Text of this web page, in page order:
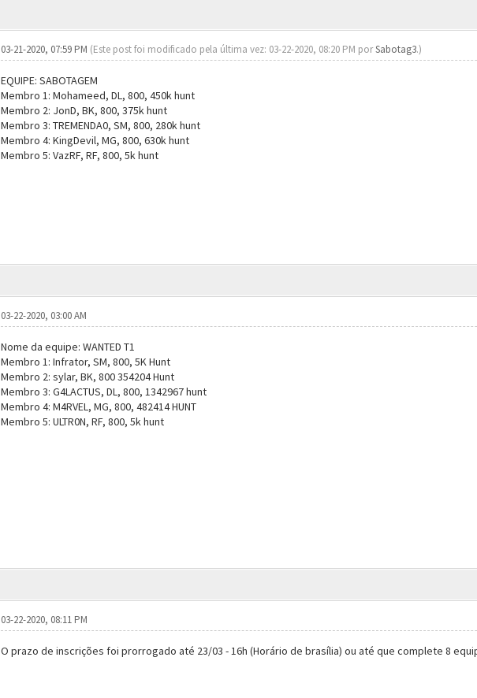
03-21-2020, 07:59 PM (Este post foi modificado pela última vez: 03-22-2020, 08:20 PM porSabotag3.)
EQUIPE: SABOTAGEM
Membro 1: Mohameed, DL, 800, 450k hunt
Membro 2: JonD, BK, 800, 375k hunt
Membro 3: TREMENDA0, SM, 800, 280k hunt
Membro 4: KingDevil, MG, 800, 630k hunt
Membro 5: VazRF, RF, 800, 5k hunt
03-22-2020, 03:00 AM
Nome da equipe: WANTED T1
Membro 1: Infrator, SM, 800, 5K Hunt
Membro 2: sylar, BK, 800 354204 Hunt
Membro 3: G4LACTUS, DL, 800, 1342967 hunt
Membro 4: M4RVEL, MG, 800, 482414 HUNT
Membro 5: ULTR0N, RF, 800, 5k hunt
03-22-2020, 08:11 PM
O prazo de inscrições foi prorrogado até 23/03 - 16h (Horário de brasília) ou até que complete 8